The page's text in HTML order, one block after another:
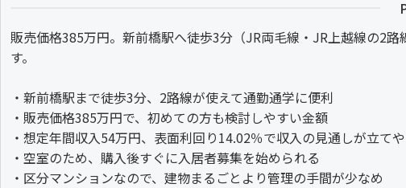
販売価格385万円。新前橋駅へ徒歩3分（JR両毛線・JR上越線の2
す。
・新前橋駅まで徒歩3分、2路線が使えて通勤通学に便利
・販売価格385万円で、初めての方も検討しやすい金額
・想定年間収入54万円、表面利回り14.02％で収入の見通しが立て
・空室のため、購入後すぐに入居者募集を始められる
・区分マンションなので、建物まるごとより管理の手間が少なめ